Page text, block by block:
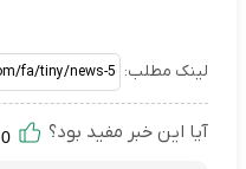
لینک مطلب:
آیا این خبر مفید بود؟